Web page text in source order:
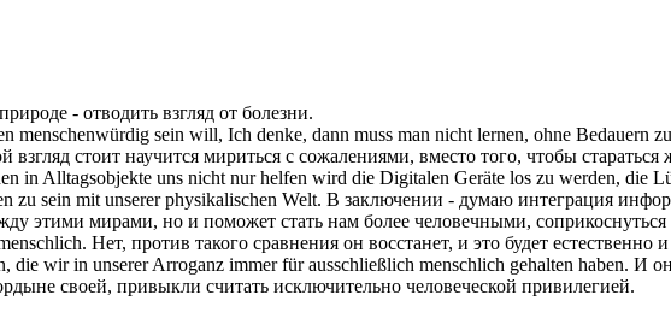
природе - отводить взгляд от болезни.
menschenwürdig sein will, Ich denke, dann muss man nicht lernen, ohne Bedauern
взгляд стоит научится мириться с сожалениями, вместо того, чтобы стараться
in Alltagsobjekte uns nicht nur helfen wird die Digitalen Geräte los zu werden, die
zu sein mit unserer physikalischen Welt. В заключении - думаю интеграция
этими мирами, но и поможет стать нам более человечными,
. Нет, против такого сравнения он восстанет, и это будет естественно и
die wir in unserer Arroganz immer für ausschließlich menschlich gehalten haben. И
своей, привыкли считать исключительно человеческой привилегией.